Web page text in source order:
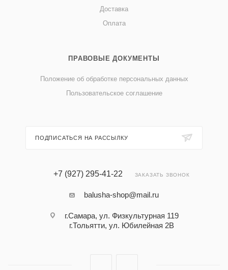
Доставка
Оплата
ПРАВОВЫЕ ДОКУМЕНТЫ
Положение об обработке персональных данных
Пользовательское соглашение
ПОДПИСАТЬСЯ НА РАССЫЛКУ
+7 (927) 295-41-22 ЗАКАЗАТЬ ЗВОНОК
balusha-shop@mail.ru
г.Самара, ул. Физкультурная 119
г.Тольятти, ул. Юбилейная 2В